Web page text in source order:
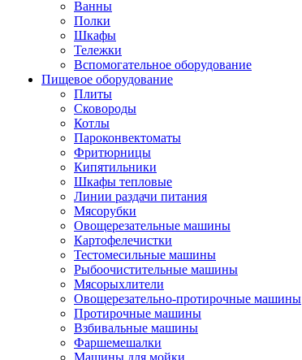
Ванны
Полки
Шкафы
Тележки
Вспомогательное оборудование
Пищевое оборудование
Плиты
Сковороды
Котлы
Пароконвектоматы
Фритюрницы
Кипятильники
Шкафы тепловые
Линии раздачи питания
Мясорубки
Овощерезательные машины
Картофелечистки
Тестомесильные машины
Рыбоочистительные машины
Мясорыхлители
Овощерезательно-протирочные машины
Протирочные машины
Взбивальные машины
Фаршемешалки
Машины для мойки